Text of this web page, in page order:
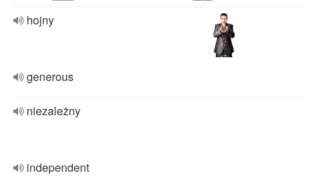
hojny
generous
niezależny
independent